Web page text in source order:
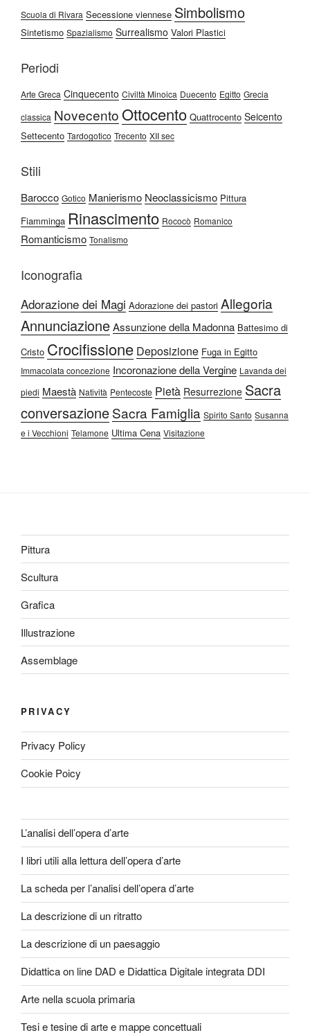
Scuola di Rivara Secessione viennese Simbolismo
Sintetismo Spazialismo Surrealismo Valori Plastici
Periodi
Arte Greca Cinquecento Civiltà Minoica Duecento Egitto Grecia
classica NovecentoOttocento Quattrocento Seicento
Settecento Tardogotico Trecento XII sec
Stili
Barocco Gotico Manierismo Neoclassicismo Pittura
Fiamminga Rinascimento Rococò Romanico
Romanticismo Tonalismo
Iconografia
Adorazione dei Magi Adorazione dei pastori Allegoria
AnnunciazioneAssunzione della Madonna Battesimo di
Cristo Crocifissione Deposizione Fuga in Egitto
Immacolata concezione Incoronazione della Vergine Lavanda dei
piedi Maestà Natività Pentecoste Pietà Resurrezione Sacra
conversazioneSacra Famiglia Spirito Santo Susanna
e i Vecchioni Telamone Ultima Cena Visitazione
Pittura
Scultura
Grafica
Illustrazione
Assemblage
PRIVACY
Privacy Policy
Cookie Poicy
L’analisi dell’opera d’arte
I libri utili alla lettura dell’opera d’arte
La scheda per l’analisi dell’opera d’arte
La descrizione di un ritratto
La descrizione di un paesaggio
Didattica on line DAD e Didattica Digitale integrata DDI
Arte nella scuola primaria
Tesi e tesine di arte e mappe concettuali